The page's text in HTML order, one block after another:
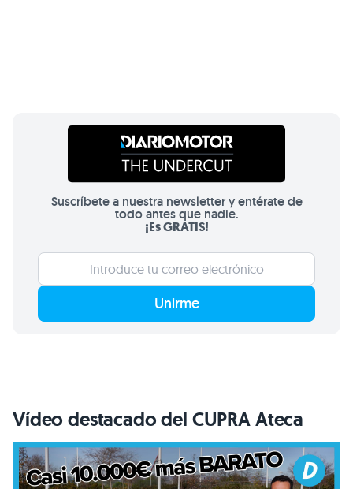
Suscríbete a nuestra newsletter y entérate de
todo antes que nadie.
¡Es GRATIS!
Unirme
Vídeo destacado del CUPRA Ateca